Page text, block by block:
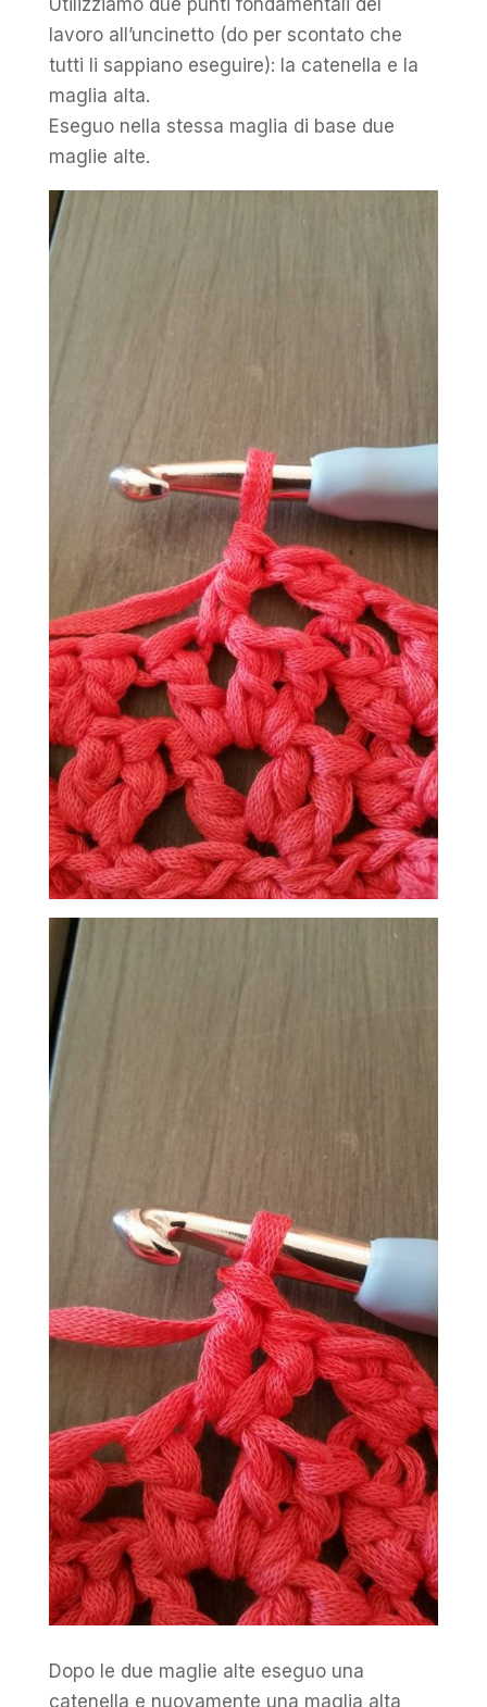
lavoro all’uncinetto (do per scontato che
tutti li sappiano eseguire): la catenella e la
maglia alta.
Eseguo nella stessa maglia di base due
maglie alte.
Dopo le due maglie alte eseguo una
catenella e nuovamente una maglia alta